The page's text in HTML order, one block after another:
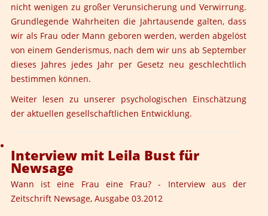
nicht wenigen zu großer Verunsicherung und Verwirrung.
Grundlegende Wahrheiten die Jahrtausende galten, dass
wir als Frau oder Mann geboren werden, werden abgelöst
von einem Genderismus, nach dem wir uns ab September
dieses Jahres jedes Jahr per Gesetz neu geschlechtlich
bestimmen können.
Weiter lesen zu unserer psychologischen Einschätzung
der aktuellen gesellschaftlichen Entwicklung.
Interview mit Leila Bust für
Newsage
Wann ist eine Frau eine Frau? - Interview aus der
Zeitschrift Newsage, Ausgabe 03.2012